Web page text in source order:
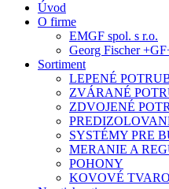
Úvod
O firme
EMGF spol. s r.o.
Georg Fischer
Sortiment
LEPENÉ
ZVÁRANÉ
ZDVOJENÉ
SYSTÉMY PRE
MERANIE A
POHONY
KOVOVÉ